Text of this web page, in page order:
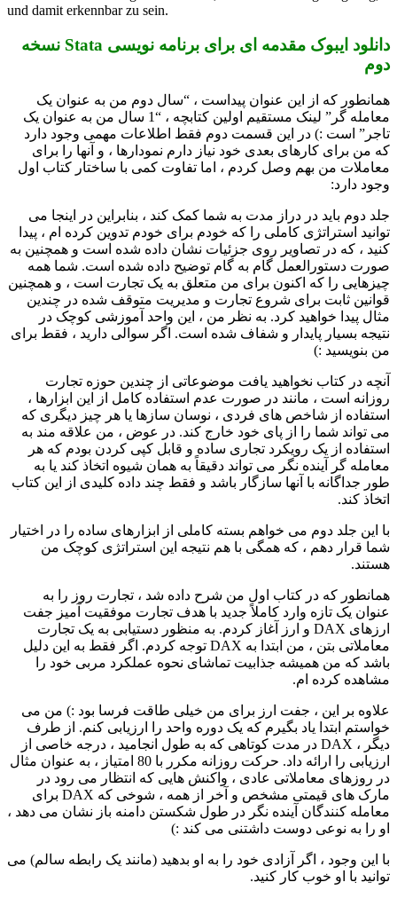
und damit erkennbar zu sein.
دانلود ایبوک مقدمه ای برای برنامه نویسی Stata نسخه
دوم
همانطور که از این عنوان پیداست ، “سال دوم من به عنوان یک
معامله گر” لینک مستقیم اولین کتابچه ، “1 سال من به عنوان یک
تاجر” است :) در این قسمت دوم فقط اطلاعات مهمی وجود دارد
که من برای کارهای بعدی خود نیاز دارم نمودارها ، و آنها را برای
معاملات من بهم وصل کردم ، اما تفاوت کمی با ساختار کتاب اول
وجود دارد:
جلد دوم باید در دراز مدت به شما کمک کند ، بنابراین در اینجا می
توانید استراتژی کاملی را که خودم برای خودم تدوین کرده ام ، پیدا
کنید ، که در تصاویر روی جزئیات نشان داده شده است و همچنین به
صورت دستورالعمل گام به گام توضیح داده شده است. شما همه
چیزهایی را که اکنون برای من متعلق به یک تجارت است ، و همچنین
قوانین ثابت برای شروع تجارت و مدیریت متوقف شده در چندین
مثال پیدا خواهید کرد. به نظر من ، این واحد آموزشی کوچک در
نتیجه بسیار پایدار و شفاف شده است. اگر سوالی دارید ، فقط برای
من بنویسید :)
آنچه در کتاب نخواهید یافت موضوعاتی از چندین حوزه تجارت
روزانه است ، مانند در صورت عدم استفاده کامل از این ابزارها ،
استفاده از شاخص های فردی ، نوسان سازها یا هر چیز دیگری که
می تواند شما را از پای خود خارج کند. در عوض ، من علاقه مند به
استفاده از یک رویکرد تجاری ساده و قابل کپی کردن بودم که هر
معامله گر آینده نگر می تواند دقیقاً به همان شیوه اتخاذ کند یا به
طور جداگانه با آنها سازگار باشد و فقط چند داده کلیدی از این کتاب
اتخاذ کند.
با این جلد دوم می خواهم بسته کاملی از ابزارهای ساده را در اختیار
شما قرار دهم ، که همگی با هم نتیجه این استراتژی کوچک من
هستند.
همانطور که در کتاب اول من شرح داده شد ، تجارت روز را به
عنوان یک تازه وارد کاملاً جدید با هدف تجارت موفقیت آمیز جفت
ارزهای DAX و ارز آغاز کردم. به منظور دستیابی به یک تجارت
معاملاتی بتن ، من ابتدا به DAX توجه کردم. اگر فقط به این دلیل
باشد که من همیشه جذابیت تماشای نحوه عملکرد مربی خود را
مشاهده کرده ام.
علاوه بر این ، جفت ارز برای من خیلی طاقت فرسا بود :) من می
خواستم ابتدا یاد بگیرم که یک دوره واحد را ارزیابی کنم. از طرف
دیگر ، DAX در مدت كوتاهی كه به طول انجامید ، درجه خاصی از
ارزیابی را ارائه داد. حرکت روزانه مکرر با 80 امتیاز ، به عنوان مثال
در روزهای معاملاتی عادی ، واکنش هایی که انتظار می رود در
مارک های قیمتی مشخص و آخر از همه ، شوخی که DAX برای
معامله کنندگان آینده نگر در طول شکستن دامنه باز نشان می دهد ،
او را به نوعی دوست داشتنی می کند :)
با این وجود ، اگر آزادی خود را به او بدهید (مانند یک رابطه سالم) می
توانید با او خوب کار کنید.